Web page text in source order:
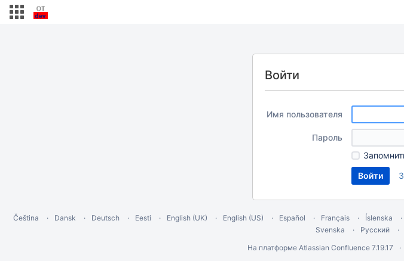
Войти
Имя пользователя
Пароль
Čeština Dansk Deutsch Eesti English (UK) English (US) Español Français Íslenska
Svenska
Русский
На платформе Atlassian Confluence 7.19.17